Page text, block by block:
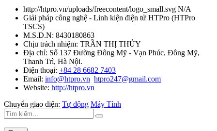
http://htpro.vn/uploads/freecontent/logo_small.svg N/A
Giải pháp công nghệ - Linh kiện điện tử HTPro (HTPro
TSCS)
M.S.D.N: 8430180863
Chịu trách nhiệm: TRẦN THỊ THỦY
Địa chỉ: Số 137 Đường Đông Mỹ - Vạn Phúc, Đông Mỹ,
Thanh Trì, Hà Nội.
Điện thoại: +84 28 6682 7403
Email: info@htpro.vn htpro247@gmail.com
Website: http://htpro.vn
Chuyển giao diện: Tự động Máy Tính